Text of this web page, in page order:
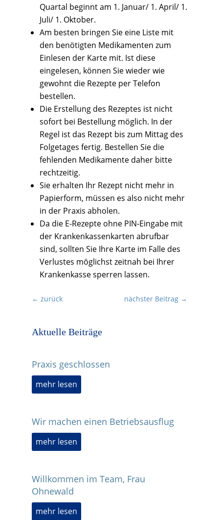
Quartal beginnt am 1. Januar/ 1. April/ 1.
Juli/ 1. Oktober.
Am besten bringen Sie eine Liste mit
den benötigten Medikamenten zum
Einlesen der Karte mit. Ist diese
eingelesen, können Sie wieder wie
gewohnt die Rezepte per Telefon
bestellen.
Die Erstellung des Rezeptes ist nicht
sofort bei Bestellung möglich. In der
Regel ist das Rezept bis zum Mittag des
Folgetages fertig. Bestellen Sie die
fehlenden Medikamente daher bitte
rechtzeitig.
Sie erhalten Ihr Rezept nicht mehr in
Papierform, müssen es also nicht mehr
in der Praxis abholen.
Da die E-Rezepte ohne PIN-Eingabe mit
der Krankenkassenkarten abrufbar
sind, sollten Sie Ihre Karte im Falle des
Verlustes möglichst zeitnah bei Ihrer
Krankenkasse sperren lassen.
← zurück nächster Beitrag →
Aktuelle Beiträge
Praxis geschlossen
mehr lesen
Wir machen einen Betriebsausflug
mehr lesen
Willkommen im Team, Frau
Ohnewald
mehr lesen